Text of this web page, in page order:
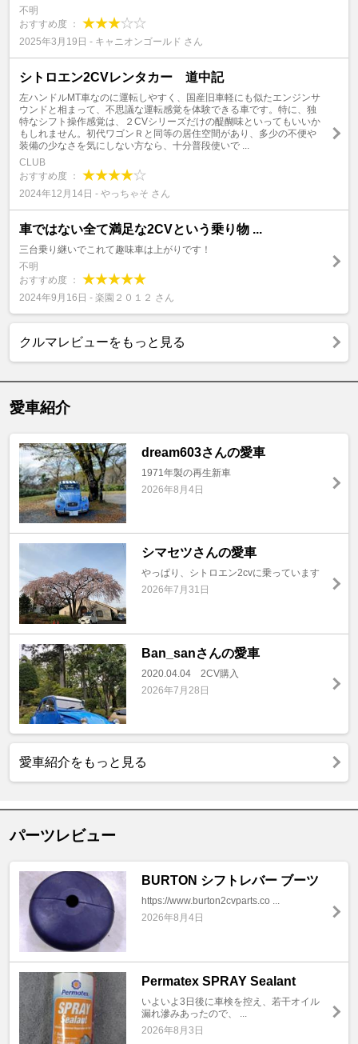
不明
おすすめ度 ：
2025年3月19日 - キャニオンゴールド さん
シトロエン2CVレンタカー 道中記
左ハンドルMT車なのに運転しやすく、国産旧車軽にも似たエンジンサ
ウンドと相まって、不思議な運転感覚を体験できる車です。特に、独
特なシフト操作感覚は、２CVシリーズだけの醍醐味といってもいいか
もしれません。初代ワゴンＲと同等の居住空間があり、多少の不便や
装備の少なさを気にしない方なら、十分普段使いで ...
CLUB
おすすめ度 ：
2024年12月14日 - やっちゃそ さん
車ではない全て満足な2CVという乗り物 ...
三台乗り継いでこれて趣味車は上がりです！
不明
おすすめ度 ：
2024年9月16日 - 楽園２０１２ さん
クルマレビューをもっと見る
愛車紹介
dream603さんの愛車
1971年製の再生新車
2026年8月4日
シマセツさんの愛車
やっぱり、シトロエン2cvに乗っています
2026年7月31日
Ban_sanさんの愛車
2020.04.04 2CV購入
2026年7月28日
愛車紹介をもっと見る
パーツレビュー
BURTON シフトレバー ブーツ
https://www.burton2cvparts.co ...
2026年8月4日
Permatex SPRAY Sealant
いよいよ3日後に車検を控え、若干オイル
漏れ滲みあったので、 ...
2026年8月3日